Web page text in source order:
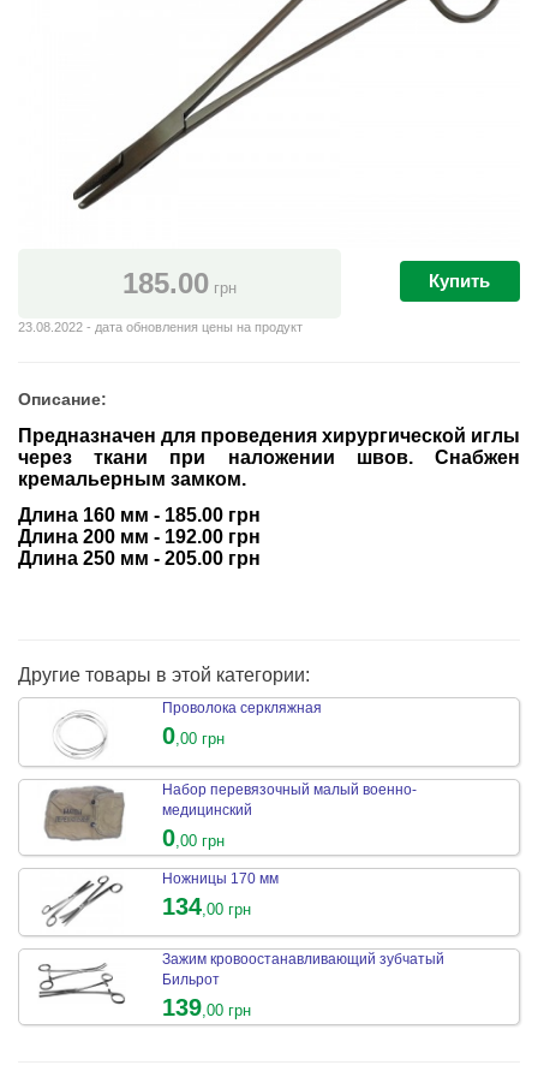
185.00грн
23.08.2022 - дата обновления цены на продукт
Купить
Описание:
Предназначен для проведения хирургической иглы
через ткани при наложении швов. Снабжен
кремальерным замком.
Длина 160 мм - 185.00 грн
Длина 200 мм - 192.00 грн
Длина 250 мм - 205.00 грн
Другие товары в этой категории:
Проволока серкляжная
0,00 грн
Набор перевязочный малый военно-
медицинский
0 ,00 грн
Ножницы 170 мм
134 ,00 грн
Зажим кровоостанавливающий зубчатый
Бильрот
139,00 грн